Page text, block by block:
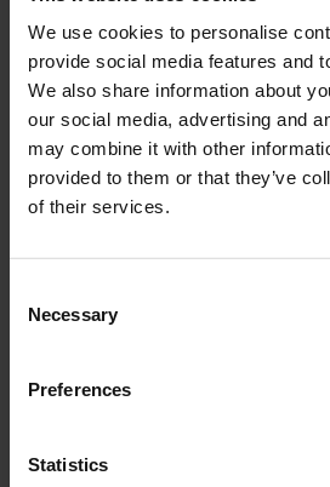
We use cookies to personalise
provide social media features and
We also share information about
our social media, advertising and
may combine it with other
provided to them or that they’ve
of their services.
Selection
Necessary
Preferences
Statistics
Neden kumlama
Bir yandan
geleneksel kumlama
İşte nedeni:
Tek kullanımlık medya:
Kum geri
Aşındırıcılık:
Kum hassas
Kum daha